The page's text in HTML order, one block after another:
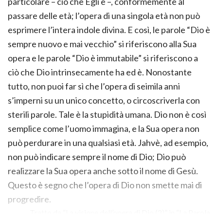
passare delle età; l’opera di una singola età non può
esprimere l’intera indole divina. E così, le parole “Dio è
sempre nuovo e mai vecchio” si riferiscono alla Sua
opera e le parole “Dio è immutabile” si riferiscono a
ciò che Dio intrinsecamente ha ed è. Nonostante
tutto, non puoi far sì che l’opera di seimila anni
s’imperni su un unico concetto, o circoscriverla con
sterili parole. Tale è la stupidità umana. Dio non è così
semplice come l’uomo immagina, e la Sua opera non
può perdurare in una qualsiasi età. Jahvè, ad esempio,
non può indicare sempre il nome di Dio; Dio può
realizzare la Sua opera anche sotto il nome di Gesù.
Questo è segno che l’opera di Dio non smette mai di
progredire.